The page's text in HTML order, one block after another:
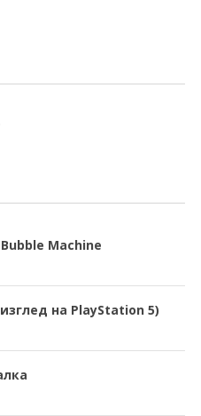
Machine
на PlayStation 5)